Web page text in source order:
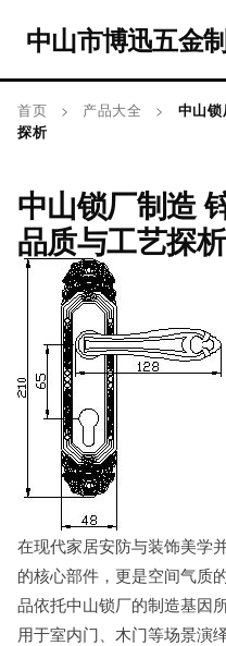
中山市博迅五金
首页 > 产品大全 >
中山
探析
中山锁厂制造
品质与工艺探析
在现代家居安防与装饰美学
的核心部件，更是空间气质
品依托中山锁厂的制造基因
用于室内门、木门等场景演